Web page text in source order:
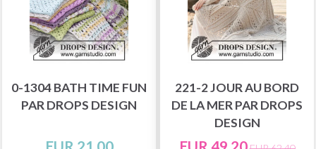
0-1304 BATH TIME FUN
PAR DROPS DESIGN
221-2 JOUR AU BORD
DE LA MER PAR DROPS
DESIGN